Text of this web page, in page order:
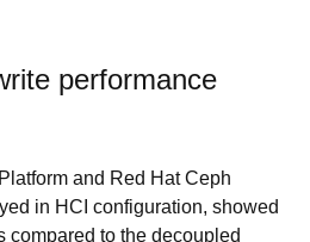
performance
and Red Hat Ceph
in HCI configuration, showed
compared to the decoupled